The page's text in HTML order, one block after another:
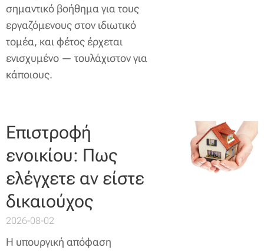
σημαντικό βοήθημα για τους
εργαζόμενους στον ιδιωτικό
τομέα, και φέτος έρχεται
ενισχυμένο — τουλάχιστον για
κάποιους.
Επιστροφή
ενοικίου: Πως
ελέγχετε αν είστε
δικαιούχος
2026-08-02
Η υπουργική απόφαση